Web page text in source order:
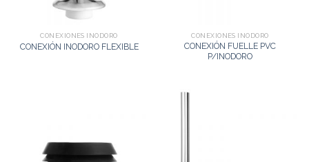
CONEXIONES INODORO
CONEXIÓN INODORO FLEXIBLE
CONEXIONES INODORO
CONEXIÓN FUELLE PVC
P/INODORO